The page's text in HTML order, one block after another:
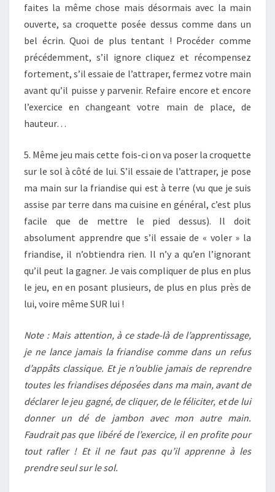
faites la même chose mais désormais avec la main
ouverte, sa croquette posée dessus comme dans un
bel écrin. Quoi de plus tentant ! Procéder comme
précédemment, s’il ignore cliquez et récompensez
fortement, s’il essaie de l’attraper, fermez votre main
avant qu’il puisse y parvenir. Refaire encore et encore
l’exercice en changeant votre main de place, de
hauteur…
5. Même jeu mais cette fois-ci on va poser la croquette
sur le sol à côté de lui. S’il essaie de l’attraper, je pose
ma main sur la friandise qui est à terre (vu que je suis
assise par terre dans ma cuisine en général, c’est plus
facile que de mettre le pied dessus). Il doit
absolument apprendre que s’il essaie de « voler » la
friandise, il n’obtiendra rien. Il n’y a qu’en l’ignorant
qu’il peut la gagner. Je vais compliquer de plus en plus
le jeu, en en posant plusieurs, de plus en plus près de
lui, voire même SUR lui !
Note : Mais attention, à ce stade-là de l’apprentissage,
je ne lance jamais la friandise comme dans un refus
d’appâts classique. Et je n’oublie jamais de reprendre
toutes les friandises déposées dans ma main, avant de
déclarer le jeu gagné, de cliquer, de le féliciter, et de lui
donner un dé de jambon avec mon autre main.
Faudrait pas que libéré de l’exercice, il en profite pour
tout rafler ! Et il ne faut pas qu’il apprenne à les
prendre seul sur le sol.